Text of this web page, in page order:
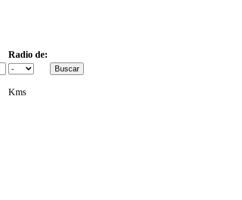
Radio de:
Kms